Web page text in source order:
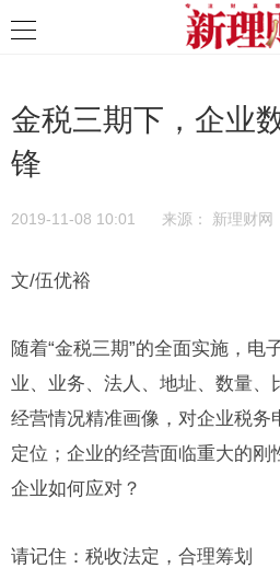
金税三期下，企业
锋
2019-11-08 10:01 来源： 新理财网
文/伍优裕
随着“金税三期”的全面实施，电
业、业务、法人、地址、数量、
经营情况精准画像，对企业税务
定位；企业的经营面临重大的刚
企业如何应对？
请记住：税收法定，合理筹划